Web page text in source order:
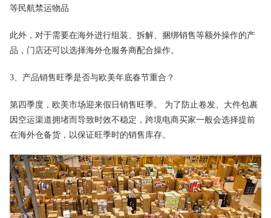
等民航禁运物品
此外，对于需要在海外进行组装、拆解、捆绑销售等额外操作的产
品，门店还可以选择海外仓服务商配合操作。
3、产品销售旺季是否与欧美年底春节重合？
第四季度，欧美市场迎来假日销售旺季。 为了防止卷发、大件包裹
因空运渠道拥堵而导致时效不稳定，跨境电商买家一般会选择提前
在海外仓备货，以保证旺季时的销售库存。